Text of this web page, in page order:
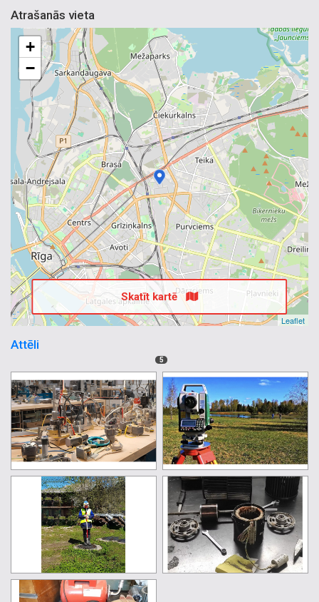
Atrašanās vieta
+
−
Leaflet
Skatīt kartē
Attēli
5